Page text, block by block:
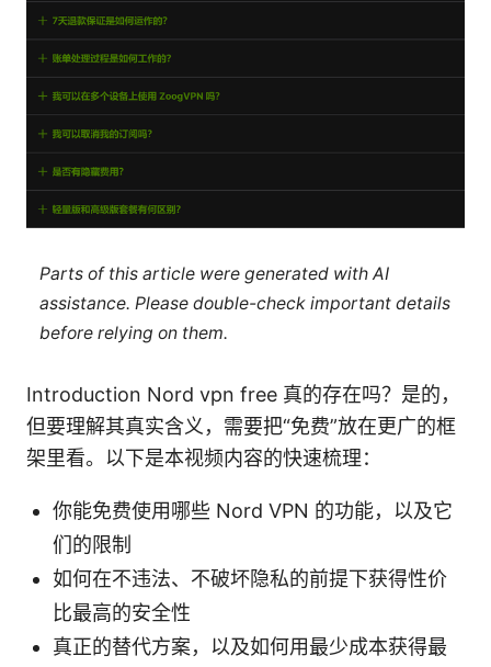
Parts of this article were generated with AI
assistance. Please double-check important details
before relying on them.
Introduction Nord vpn free 真的存在吗？是的，
但要理解其真实含义，需要把“免费”放在更广的框
架里看。以下是本视频内容的快速梳理：
你能免费使用哪些 Nord VPN 的功能，以及它
们的限制
如何在不违法、不破坏隐私的前提下获得性价
比最高的安全性
真正的替代方案，以及如何用最少成本获得最